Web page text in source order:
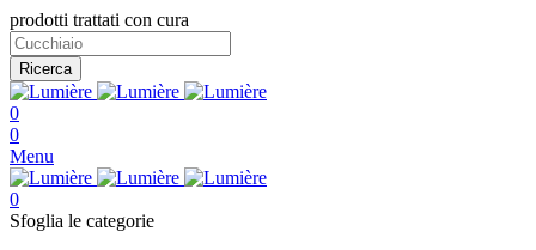
prodotti trattati con cura
Ricerca
0
0
Menu
0
Sfoglia le categorie